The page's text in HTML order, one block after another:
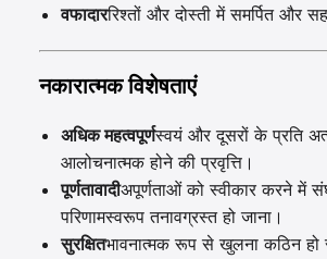
वफादाररिश्तों और दोस्ती में समर्पित और
नकारात्मक विशेषताएं
अधिक महत्वपूर्णस्वयं और दूसरों के प्रति
आलोचनात्मक होने की प्रवृत्ति।
पूर्णतावादीअपूर्णताओं को स्वीकार करने में
परिणामस्वरूप तनावग्रस्त हो जाना।
सुरक्षितभावनात्मक रूप से खुलना कठिन